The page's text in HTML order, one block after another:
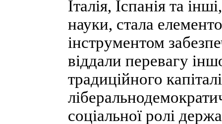
Італія, Іспанія та
науки, стала
інструментом
віддали перевагу
традиційного
соціальної ролі